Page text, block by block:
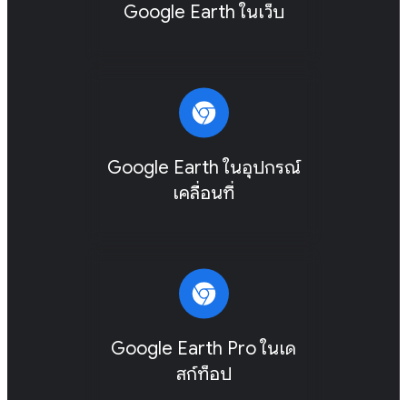
Google Earth ในเว็บ
Google Earth ในอุปกรณ์
เคลื่อนที่
Google Earth Pro ในเด
สก์ท็อป